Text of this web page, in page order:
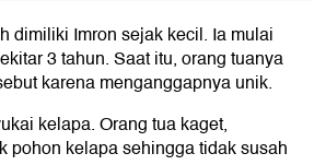
dimiliki Imron sejak kecil. Ia mulai
3 tahun. Saat itu, orang tuanya
karena menganggapnya unik.
kelapa. Orang tua kaget,
pohon kelapa sehingga tidak susah